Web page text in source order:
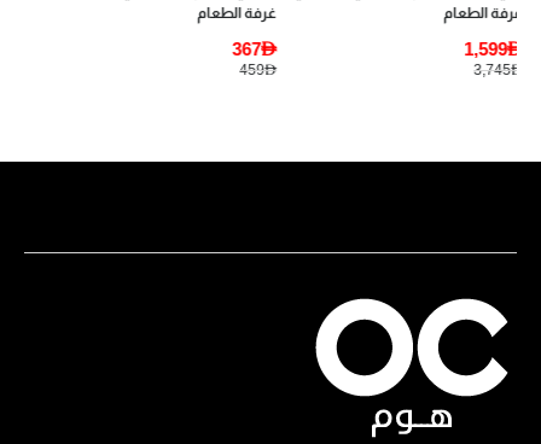
غرفة الطعام
367AED
459AED
غرف المعيشة
1,169AED
1,495AED